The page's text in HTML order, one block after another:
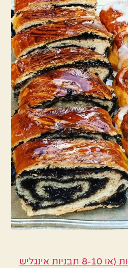
סבתא
–
אמיתית
כמות: 4-5 רולדות גדולות (או 8-10 תבניות אינגליש